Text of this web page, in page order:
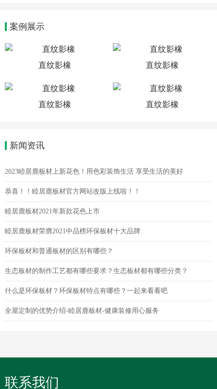
案例展示
直纹影橡 直纹影橡
直纹影橡 直纹影橡
新闻资讯
2023睦居鹿板材上新花色！用色彩装饰生活 享受生活的美好
恭喜！！睦居鹿板材官方网站改版上线啦！！
睦居鹿板材2021年新款花色上市
睦居鹿板材荣膺2021中品榜环保板材十大品牌
环保板材和普通板材的区别有哪些？
生态板材的制作工艺都有哪些要求？生态板材都有哪些分类？
什么是环保板材？环保板材特点有哪些？一起来看看吧
全屋定制的优势介绍-睦居鹿板材-健康装修用心服务
联系我们